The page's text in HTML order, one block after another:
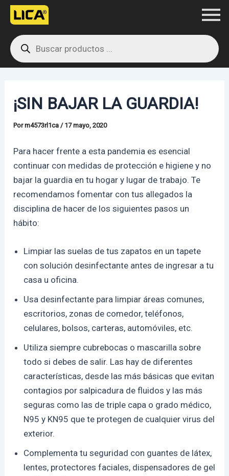
contenido
Products
search
¡SIN BAJAR LA GUARDIA!
Porm4573rl1ca / 17 mayo, 2020
Para hacer frente a esta pandemia es esencial
continuar con medidas de protección e higiene y no
bajar la guardia en tu hogar y lugar de trabajo. Te
recomendamos fomentar con tus allegados la
disciplina de hacer de los siguientes pasos un
hábito:
Limpiar las suelas de tus zapatos en un tapete
con solución desinfectante antes de ingresar a tu
casa u oficina.
Usa desinfectante para limpiar áreas comunes,
escritorios, zonas de comedor, teléfonos,
celulares, bolsos, carteras, automóviles, etc.
Utiliza siempre cubrebocas o mascarilla sobre
todo si debes de salir. Las hay de diferentes
características, desde las más básicas que evitan
contagios por salpicadura de fluidos y las más
seguras como las de triple capa o grado médico,
N95 y KN95 que te protegen de cualquier virus del
exterior.
Complementa tu seguridad con guantes de látex,
lentes, protectores faciales, dispensadores de gel
Navegación
de
entradas